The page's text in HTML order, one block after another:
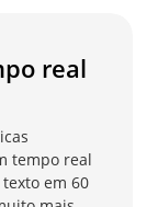
real
tempo real
em 60